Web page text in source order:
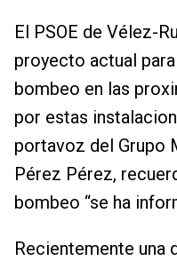
El PSOE de Vélez-
proyecto actual
bombeo en las
por estas
portavoz del Grupo
Pérez Pérez,
bombeo “se ha
Recientemente una